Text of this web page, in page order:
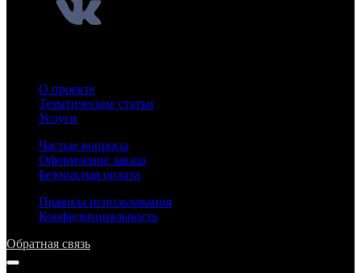
О проекте
Тематические статьи
Услуги
Частые вопросы
Оформление заказа
Безопасная оплата
Правила использования
Конфиденциальность
Обратная связь